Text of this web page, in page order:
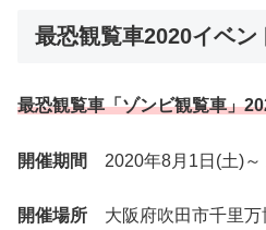
最恐観覧車2020イベン
最恐観覧車「ゾンビ観覧車」
開催期間 2020年8月1日(土)～
開催場所 大阪府吹田市千里万